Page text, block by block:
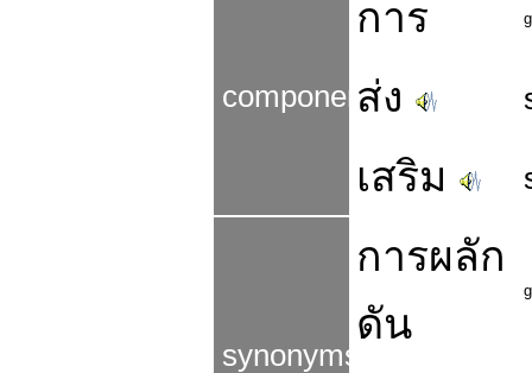
components
การ
ส่ง
เสริม
synonyms
การผลัก
ดัน